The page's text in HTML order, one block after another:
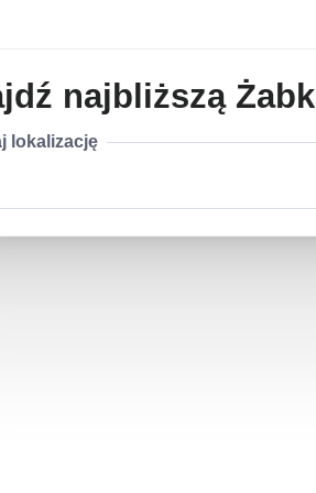
najbliższą
lokalizację